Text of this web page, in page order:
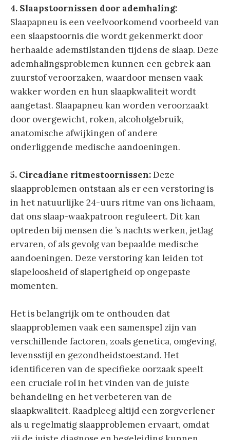
4. Slaapstoornissen door ademhaling:
Slaapapneu is een veelvoorkomend voorbeeld van
een slaapstoornis die wordt gekenmerkt door
herhaalde ademstilstanden tijdens de slaap. Deze
ademhalingsproblemen kunnen een gebrek aan
zuurstof veroorzaken, waardoor mensen vaak
wakker worden en hun slaapkwaliteit wordt
aangetast. Slaapapneu kan worden veroorzaakt
door overgewicht, roken, alcoholgebruik,
anatomische afwijkingen of andere
onderliggende medische aandoeningen.
5. Circadiane ritmestoornissen:Deze
slaapproblemen ontstaan als er een verstoring is
in het natuurlijke 24-uurs ritme van ons lichaam,
dat ons slaap-waakpatroon reguleert. Dit kan
optreden bij mensen die ’s nachts werken, jetlag
ervaren, of als gevolg van bepaalde medische
aandoeningen. Deze verstoring kan leiden tot
slapeloosheid of slaperigheid op ongepaste
momenten.
Het is belangrijk om te onthouden dat
slaapproblemen vaak een samenspel zijn van
verschillende factoren, zoals genetica, omgeving,
levensstijl en gezondheidstoestand. Het
identificeren van de specifieke oorzaak speelt
een cruciale rol in het vinden van de juiste
behandeling en het verbeteren van de
slaapkwaliteit. Raadpleeg altijd een zorgverlener
als u regelmatig slaapproblemen ervaart, omdat